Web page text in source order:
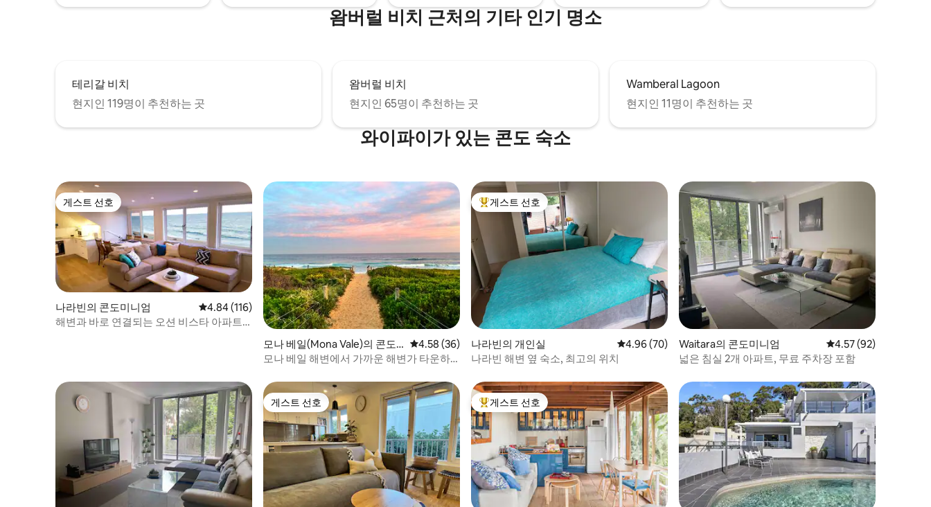
감상할 수 있는 대형 발코니로 연결되는 개
는 대형 발코니 인터넷 서비스가 제공되는
서재/사무실. 거실과 침실에 스마트 인터넷
TV가 있습니다. 폭스텔 및 넷플릭스. 별도의
게스트(3) 욕실/파우더 룸 덕트형 에어컨. 진
기가 있는 냉장고. 단지에서 가장 큰 거실 공
간을 자랑하는 북쪽 끝단 아파트로 풍부한
자연 채광을 자랑합니다. 침구, 목욕 수건,
수영장 수건, 욕실 액세서리 제공 (비누, 샴
푸, 로션) 참고: 파티는 엄격히 금지됩니다.
이 숙소는 파티하우스가 아닙니다. 시의회,
경찰 및 지역 사회는 소음 및 불쾌한 행동에
대해 엄격한 요구 사항을 가지고 있습니다.
1997년 환경 보호 운영법 제268조에 따라,
신고인은 지방 법원에서 가해자에 대한 소
음 감소 명령을 받을 수 있습니다. 높은 벌금
이 부과됩니다. 아파트에는 전용 온수 플런
거리 내에 있습니다. 해변, 레스토랑, 카페,
상점이 도보로 400미터 거리에 있으며 도보
로 5분 거리 이내에 있습니다. 테리갈 해변,
석호, 상점, 공원, 피크닉 장소까지 걸어서
갈 수 있는 거리에 있습니다. 참고: >>> 휴가
기간 최소 숙박 일수 *크리스마스 주간 - 최
소 5박 숙박(12월 24일~28일) *부활절 연휴
- 최소 4박 숙박(성금요일 - 부활절 월요일) *
주말 연휴 - 최소 3박 숙박
왐버럴 비치 근처의 기타 인기 명소
테리갈 비치
현지인 119명이 추천하는 곳
왐버럴 비치
현지인 65명이 추천하는 곳
Wamberal Lagoon
현지인 11명이 추천하는 곳
와이파이가 있는 콘도 숙소
게스트 선호
게스트 선호
나라빈의 콘도미니엄 평점 4.84점(5점 만점), 후기 116개
4.84 (116)
해변과 바로 연결되는 오션 비스타 아파트;
모나 베일(Mona Vale)의 콘도
미니엄
평점 4.58점(5점 만점), 후기 36개
4.58 (36)
모나 베일 해변에서 가까운 해변가 타운하
상위 게스트 선호
게스트 선호
나라빈의 개인실 평점 4.96점(5점 만점), 후기 70개
4.96 (70)
나라빈 해변 옆 숙소, 최고의 위치
Waitara의 콘도미니엄 평점 4.57점(5점 만점
4.57 (92)
넓은 침실 2개 아파트, 무료 주차장 포함
게스트 선호
게스트 선호 상위 게스트 선호
게스트 선호